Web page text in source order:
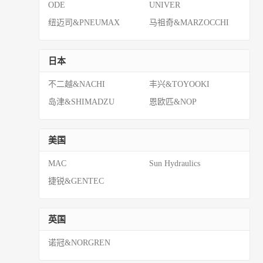
ODE
UNIVER
纽迈司&PNEUMAX
马祖奇&MARZOCCHI
日本
不二越&NACHI
丰兴&TOYOOKI
岛津&SHIMADZU
恩欧匹&NOP
美国
MAC
Sun Hydraulics
捷锐&GENTEC
英国
诺冠&NORGREN